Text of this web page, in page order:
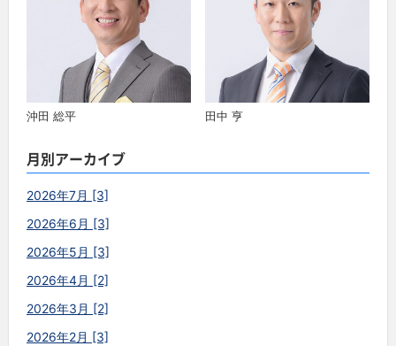
沖田 総平 田中 亨
月別アーカイブ
2026年7月 [3]
2026年6月 [3]
2026年5月 [3]
2026年4月 [2]
2026年3月 [2]
2026年2月 [3]